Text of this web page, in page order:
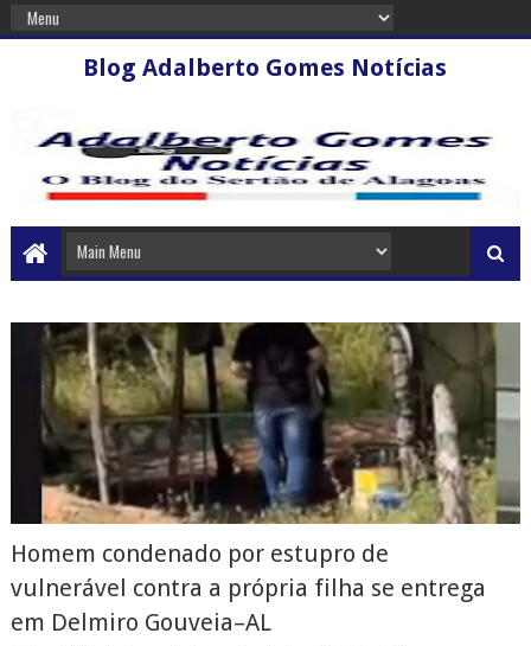
Blog Adalberto Gomes Notícias
Homem condenado por estupro de
vulnerável contra a própria filha se entrega
em Delmiro Gouveia–AL